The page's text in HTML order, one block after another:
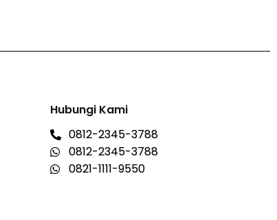
Hubungi Kami
0812-2345-3788
0812-2345-3788
0821-1111-9550